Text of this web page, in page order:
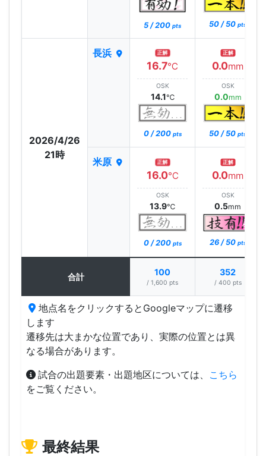
5 / 200 pts 50 / 50 pts
2026/4/26
21時
長浜 正解
16.7℃
OSK
14.1℃
0 / 200 pts
正解
0.0mm
OSK
0.0mm
50 / 50 pts
米原 正解
16.0℃
OSK
13.9℃
0 / 200 pts
正解
0.0mm
OSK
0.5mm
26 / 50 pts
合計 100
/ 1,600 pts
352
/ 400 pts
地点名をクリックするとGoogleマップに遷移
します
遷移先は大まかな位置であり、実際の位置とは異
なる場合があります。
試合の出題要素・出題地区については、 こちら
をご覧ください。
最終結果